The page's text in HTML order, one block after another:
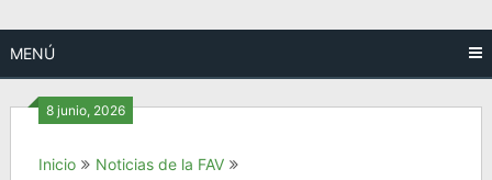
MENÚ
8 junio, 2026
Inicio
Noticias de la FAV